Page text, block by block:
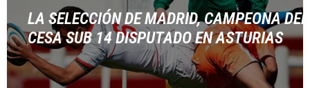
LA SELECCIÓN DE MADRID, CAMPEONA DEL
CESA SUB 14 DISPUTADO EN ASTURIAS